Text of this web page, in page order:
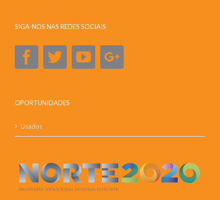
SIGA-NOS NAS REDES SOCIAIS
OPORTUNIDADES
Usados